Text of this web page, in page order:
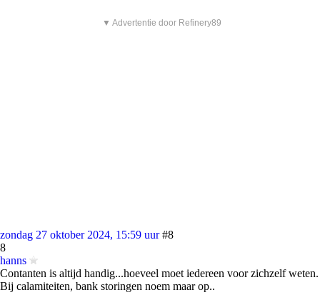
▼ Advertentie door Refinery89
zondag 27 oktober 2024, 15:59 uur #8
8
hanns
Contanten is altijd handig...hoeveel moet iedereen voor zichzelf weten.
Bij calamiteiten, bank storingen noem maar op..